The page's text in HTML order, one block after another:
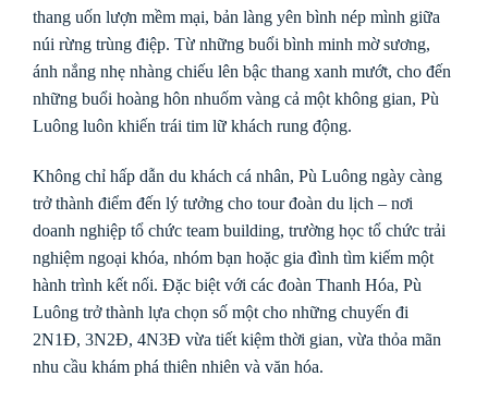
thang uốn lượn mềm mại, bản làng yên bình nép mình giữa
núi rừng trùng điệp. Từ những buổi bình minh mờ sương,
ánh nắng nhẹ nhàng chiếu lên bậc thang xanh mướt, cho đến
những buổi hoàng hôn nhuốm vàng cả một không gian, Pù
Luông luôn khiến trái tim lữ khách rung động.
Không chỉ hấp dẫn du khách cá nhân, Pù Luông ngày càng
trở thành điểm đến lý tưởng cho tour đoàn du lịch – nơi
doanh nghiệp tổ chức team building, trường học tổ chức trải
nghiệm ngoại khóa, nhóm bạn hoặc gia đình tìm kiếm một
hành trình kết nối. Đặc biệt với các đoàn Thanh Hóa, Pù
Luông trở thành lựa chọn số một cho những chuyến đi
2N1Đ, 3N2Đ, 4N3Đ vừa tiết kiệm thời gian, vừa thỏa mãn
nhu cầu khám phá thiên nhiên và văn hóa.